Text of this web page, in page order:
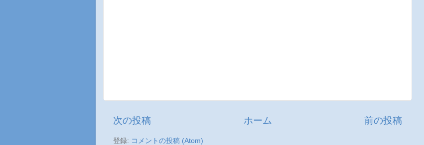
次の投稿 前の投稿
ホーム
登録: コメントの投稿 (Atom)